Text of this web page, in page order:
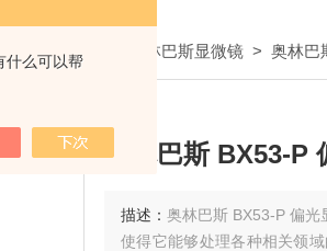
什么可以帮
> 产品中心 奥林巴斯显微镜 > 奥林巴
奥林巴斯 BX53-P
描述： 奥林巴斯 BX53-P 偏光
使得它能够处理各种相关领